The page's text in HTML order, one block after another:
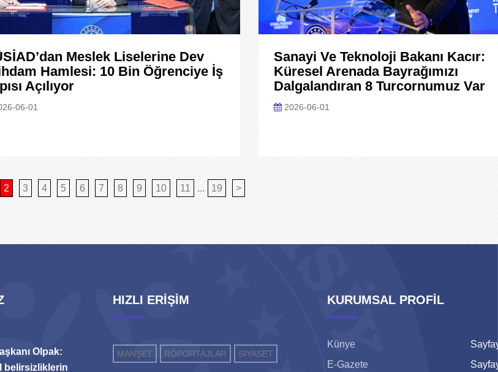
Meslek Liselerine Dev
Hamlesi: 10 Bin Öğrenciye İş
Açılıyor
06-01
Sanayi Ve Teknoloji Bakanı Kacır:
Küresel Arenada Bayrağımızı
Dalgalandıran 8 Turcornumuz Var
2026-06-01
2 3 4 5 6 7 8 9 10 11 ... 19 >
Olpak:
belirsizliklerin
HIZLI ERİŞİM
MANŞET RÖPORTAJLAR SİYASET
KURUMSAL PROFİL
Künye
E-Gazete